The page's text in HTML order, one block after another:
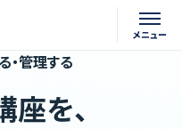
・管理する
を、